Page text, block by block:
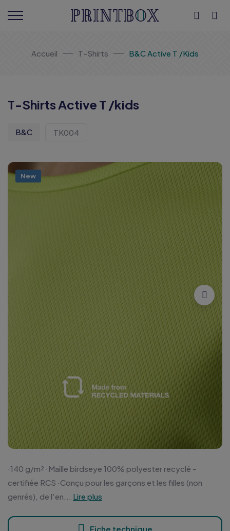
Accueil T-Shirts B&C Active T /Kids
New
T-Shirts Active T /kids
B&C TK004
·140 g/m² ·Maille birdseye 100% polyester recyclé -
certifiée RCS ·Conçu pour les garçons et les filles (non
genrés), de l'en...
Lire plus
Fiche technique